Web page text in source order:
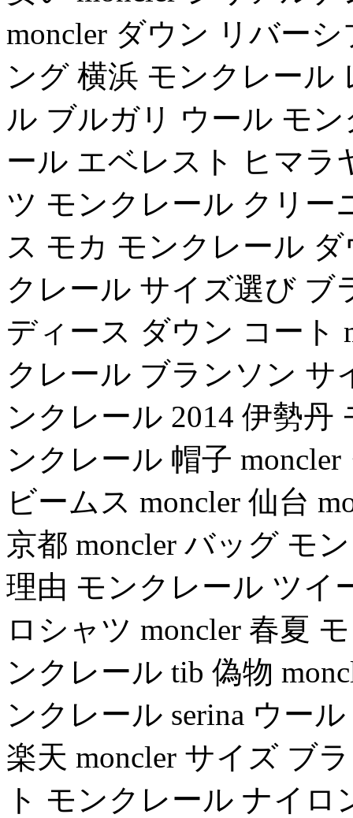
moncler ダウン リバー
ング 横浜 モンクレール
ル ブルガリ ウール モ
ール エベレスト ヒマラ
ツ モンクレール クリー
ス モカ モンクレール
クレール サイズ選び ブ
ディース ダウン コート
クレール ブランソン サ
ンクレール 2014 伊勢丹
ンクレール 帽子
ビームス moncler 仙台
京都 moncler バッグ モ
理由 モンクレール ツイ
ロシャツ moncler 春夏
ンクレール tib 偽物
ンクレール serina ウー
楽天 moncler サイズ ブ
ト モンクレール ナイ